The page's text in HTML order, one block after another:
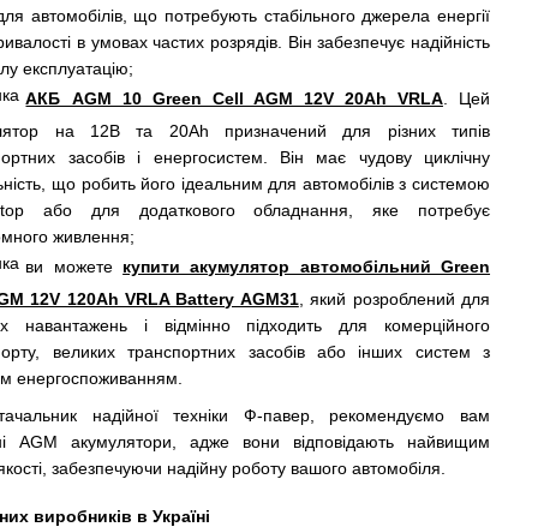
автомобілів, що потребують стабільного джерела енергії
в умовах частих розрядів. Він забезпечує надійність
експлуатацію;
АКБ AGM 10 Green Cell AGM 12V 20Ah VRLA. Цей
на 12В та 20Ah призначений для різних типів
засобів і енергосистем. Він має чудову циклічну
що робить його ідеальним для автомобілів з системою
або для додаткового обладнання, яке потребує
живлення;
ви можете купити акумулятор автомобільний Green
12V 120Ah VRLA Battery AGM31, який розроблений для
навантажень і відмінно підходить для комерційного
великих транспортних засобів або інших систем з
енергоспоживанням.
надійної техніки Ф-павер, рекомендуємо вам
AGM акумулятори, адже вони відповідають найвищим
забезпечуючи надійну роботу вашого автомобіля.
виробників в Україні